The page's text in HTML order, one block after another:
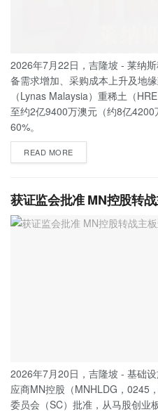
2026年7月22日，吉隆坡 - 莱纳
备需求增加、采购成本上升及地
（Lynas Malaysia）重稀土（
至约2亿9400万澳元（约8亿
60%。
READ MORE
获证监会批准 MN控股转
2026年7月20日，吉隆坡 - 基础
应商MN控股（MNHLDG，0245
委员会（SC）批准，从马股创业